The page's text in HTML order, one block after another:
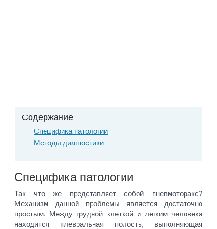
Содержание
Специфика патологии
Методы диагностики
Специфика патологии
Так что же представляет собой пневмоторакс?
Механизм данной проблемы является достаточно
простым. Между грудной клеткой и легким человека
находится плевральная полость, выполняющая